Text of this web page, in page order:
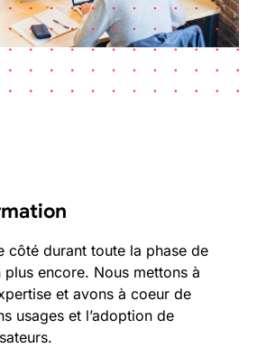
côté durant toute la phase de
encore. Nous mettons à
et avons à coeur de
usages et l’adoption de